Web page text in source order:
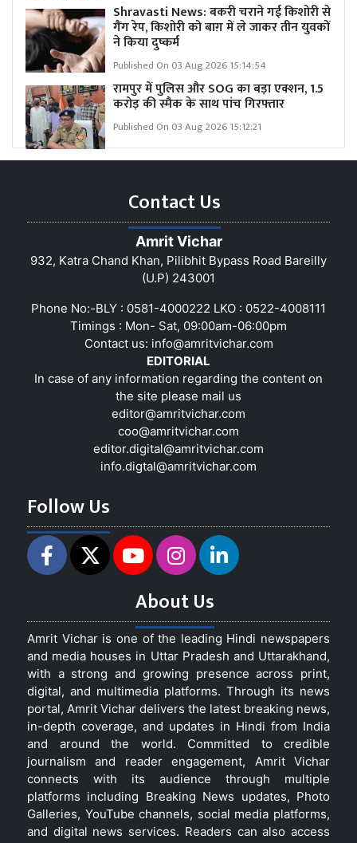
Shravasti News: बकरी चराने गई किशोरी से
गैंग रेप, किशोरी को बाग़ में ले जाकर तीन युवकों
ने किया दुष्कर्म
Published On 03 Aug 2026 15:14:54
रामपुर में पुलिस और SOG का बड़ा एक्शन, 1.5
करोड़ की स्मैक के साथ पांच गिरफ्तार
Published On 03 Aug 2026 15:12:21
Contact Us
Amrit Vichar
932, Katra Chand Khan, Pilibhit Bypass Road Bareilly
(U.P) 243001
Phone No:-BLY : 0581-4000222 LKO : 0522-4008111
Timings : Mon- Sat, 09:00am-06:00pm
Contact us: info@amritvichar.com
EDITORIAL
In case of any information regarding the content on
the site please mail us
editor@amritvichar.com
coo@amritvichar.com
editor.digital@amritvichar.com
info.digtal@amritvichar.com
Follow Us
About Us
Amrit Vichar is one of the leading Hindi newspapers
and media houses in Uttar Pradesh and Uttarakhand,
with a strong and growing presence across print,
digital, and multimedia platforms. Through its news
portal, Amrit Vichar delivers the latest breaking news,
in-depth coverage, and updates in Hindi from India
and around the world. Committed to credible
journalism and reader engagement, Amrit Vichar
connects with its audience through multiple
platforms including Breaking News updates, Photo
Galleries, YouTube channels, social media platforms,
and digital news services. Readers can also access